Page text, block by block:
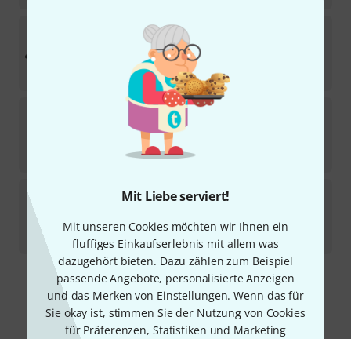
Mit Liebe serviert!
Mit unseren Cookies möchten wir Ihnen ein
fluffiges Einkaufserlebnis mit allem was
dazugehört bieten. Dazu zählen zum Beispiel
passende Angebote, personalisierte Anzeigen
und das Merken von Einstellungen. Wenn das für
Sie okay ist, stimmen Sie der Nutzung von Cookies
für Präferenzen, Statistiken und Marketing
EasyKey 49 AAS Bundle
Sofort lieferbar
SwissonicM-Control + B-Stock
Sofort lieferbar
Swissonic M-Control B-Stock
Sofort lieferbar
35,40€
Kostenloser Versand ab 29 €
Alle Preise inkl. MwSt.